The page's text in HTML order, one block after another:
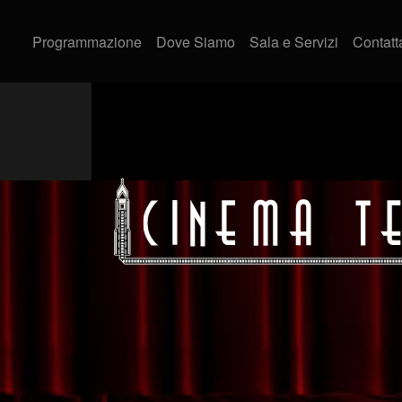
Programmazione Dove Siamo Sala e Servizi